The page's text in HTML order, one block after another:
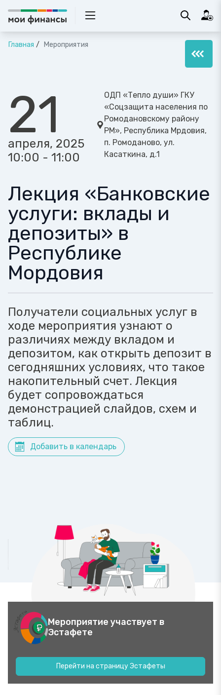
Главная Мероприятия
21
апреля, 2025
10:00 - 11:00
ОДП «Тепло души» ГКУ
«Соцзащита населения по
Ромодановскому району
РМ», Республика Мрдовия,
п. Ромоданово, ул.
Касаткина, д.1
Лекция «Банковские
услуги: вклады и
депозиты» в
Республике
Мордовия
Получатели социальных услуг в
ходе мероприятия узнают о
различиях между вкладом и
депозитом, как открыть депозит в
сегодняшних условиях, что такое
накопительный счет. Лекция
будет сопровождаться
демонстрацией слайдов, схем и
таблиц.
Добавить в календарь
Мероприятие участвует в
Эстафете
Перейти на страницу Эстафеты